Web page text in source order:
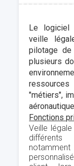
Le logiciel
veille
pilotage de
plusieurs
ressources
"métiers",
Fonctions
Veille